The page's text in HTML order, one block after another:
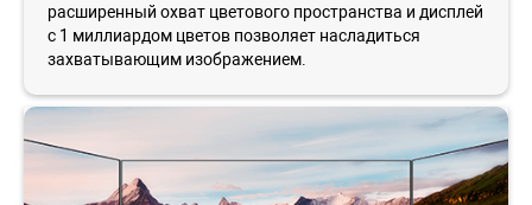
расширенный охват цветового пространства и дисплей
с 1 миллиардом цветов позволяет насладиться
захватывающим изображением.